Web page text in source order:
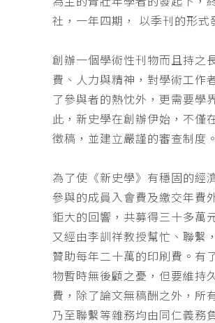
社，一年四期， 以季刊的形式
創辦一個學術性刊物而且持之
費、人力與精神，對學術工作
了參與者的熱忱外，更需要學
此，新史學在創辦伊始，不僅
徵稿，並建立嚴謹的審查制度。
為了使《新史學》有穩固的經
參與的成員入會費及繳交年費
鉅大的回響，共募得三十多萬
又經由李訓祥教授幫忙、聯繫
贊助每年二十萬的印刷費。有
物暫時無後顧之憂，但要維持
費，除了論文無稿酬之外，所
乃至聯繫等雜務均由同仁義務